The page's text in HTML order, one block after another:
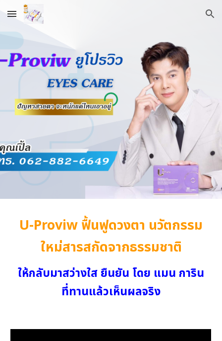
Skip to main content Skip to navigation
U-Proviw ฟื้นฟูดวงตา นวัตกรรม
ใหม่สารสกัดจากธรรมชาติ
ให้กลับมาสว่างใส ยืนยัน โดย แมน การิน
ที่ทานแล้วเห็นผลจริง